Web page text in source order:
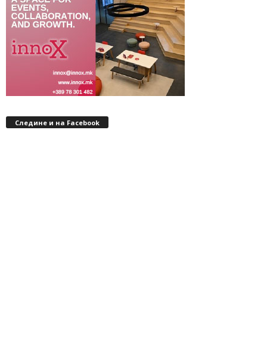
Следине и на Facebook